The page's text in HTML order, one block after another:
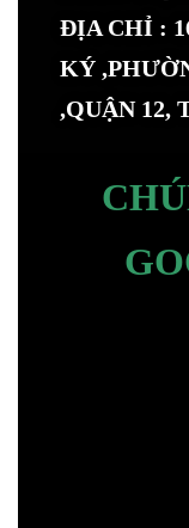
ĐỊA CHỈ :
KÝ
,QUẬN 12,